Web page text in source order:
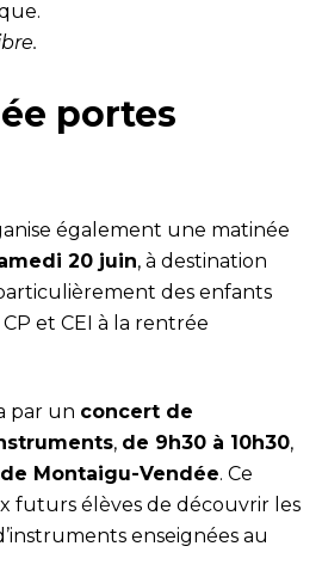
portes
également une matinée
20 juin, à destination
des enfants
et CEI à la rentrée
par un concert de
, de 9h30 à 10h30,
Montaigu-Vendée. Ce
futurs élèves de découvrir les
enseignées au